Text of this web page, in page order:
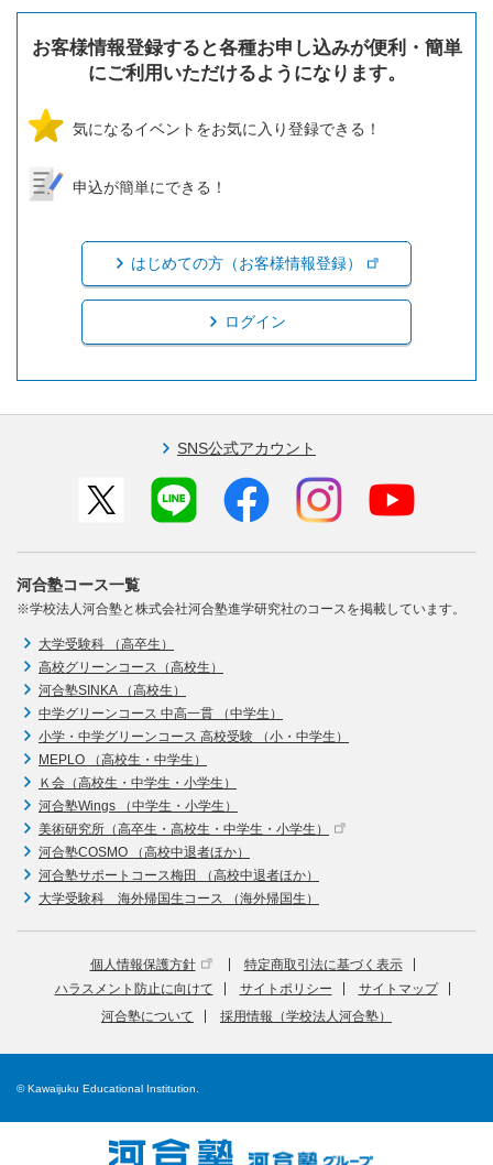
お客様情報登録すると各種お申し込みが便利・簡単
にご利用いただけるようになります。
気になるイベントをお気に入り登録できる！
申込が簡単にできる！
はじめての方（お客様情報登録）
ログイン
SNS公式アカウント
河合塾コース一覧
※学校法人河合塾と株式会社河合塾進学研究社のコースを掲載しています。
大学受験科 （高卒生）
高校グリーンコース（高校生）
河合塾SINKA （高校生）
中学グリーンコース 中高一貫 （中学生）
小学・中学グリーンコース 高校受験 （小・中学生）
MEPLO （高校生・中学生）
Ｋ会（高校生・中学生・小学生）
河合塾Wings （中学生・小学生）
美術研究所（高卒生・高校生・中学生・小学生）
河合塾COSMO （高校中退者ほか）
河合塾サポートコース梅田 （高校中退者ほか）
大学受験科 海外帰国生コース （海外帰国生）
個人情報保護方針
特定商取引法に基づく表示
ハラスメント防止に向けて
サイトポリシー
サイトマップ
河合塾について
採用情報（学校法人河合塾）
© Kawaijuku Educational Institution.